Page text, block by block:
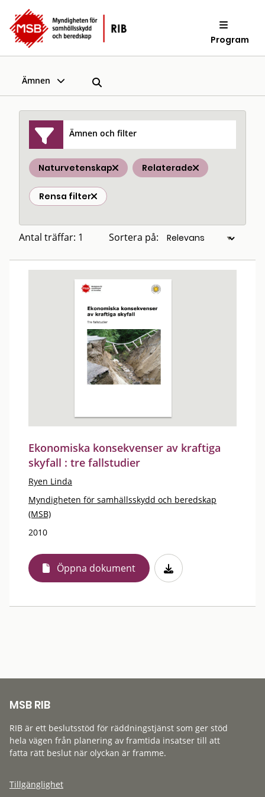
Program
Ämnen
Ämnen och filter
Naturvetenskap Relaterade
Rensa filter
Antal träffar: 1 Sortera på:
Ekonomiska konsekvenser av kraftiga
skyfall : tre fallstudier
Ryen Linda
Myndigheten för samhällsskydd och beredskap
(MSB)
2010
Öppna dokument
MSB RIB
RIB är ett beslutsstöd för räddningstjänst som ger stöd
hela vägen från planering av framtida insatser till att
fatta rätt beslut när olyckan är framme.
Tillgänglighet